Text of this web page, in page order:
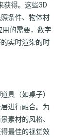
获得。这些3D
条件、物体材
用的需要，数字
实时渲染的时
具（如桌子）
进行融合。为
素材的风格、
最佳的视觉效